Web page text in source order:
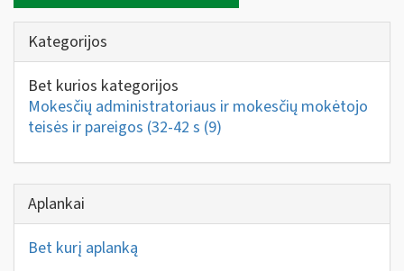
Kategorijos
Bet kurios kategorijos
Mokesčių administratoriaus ir mokesčių mokėtojo
teisės ir pareigos (32-42 s (9)
Aplankai
Bet kurį aplanką